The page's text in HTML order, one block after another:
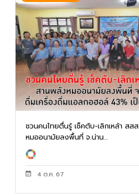
ชวนคนไทยตื่นรู้ เช็คตับ-เลิกเหล้า ส
หมออนามัยลงพื้นที่ จ.น่าน...
4 ต.ค. 67